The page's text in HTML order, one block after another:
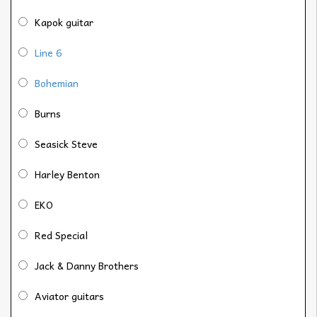
Kapok guitar
Line 6
Bohemian
Burns
Seasick Steve
Harley Benton
EKO
Red Special
Jack & Danny Brothers
Aviator guitars